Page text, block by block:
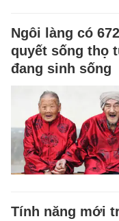
Ngôi làng có
quyết sống thọ
đang sinh sống
Tính năng mới